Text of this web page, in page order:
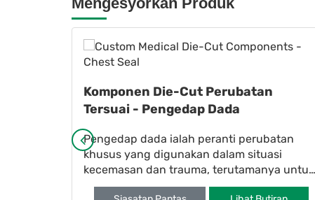
Komponen Die-Cut Perubatan
Tersuai - Pengedap Dada
Pengedap dada ialah peranti perubatan
khusus yang digunakan dalam situasi
kecemasan dan trauma, terutamanya untuk
rawatan keadaan seperti pneumotoraks